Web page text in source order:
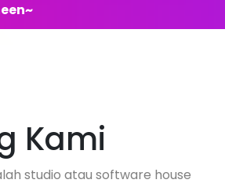
Kami
studio atau software house